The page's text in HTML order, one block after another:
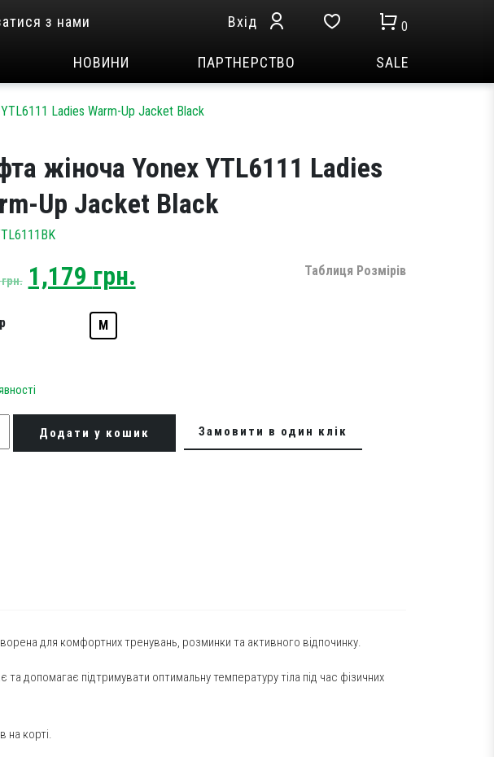
з нами Вхід 0
НОВИНИ ПАРТНЕРСТВО SALE
Ladies Warm-Up Jacket Black
жіноча Yonex YTL6111 Ladies
Up Jacket Black
грн. Original
price
4,199 грн..
1,179 грн.
price
Таблиця Розмірів
M
Додати у кошик Замовити в один клік
для комфортних тренувань, розминки та активного відпочинку.
допомагає підтримувати оптимальну температуру тіла під час фізичних
на корті.